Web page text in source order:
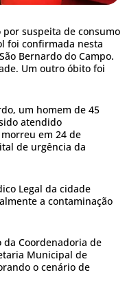
suspeita de consumo
foi confirmada nesta
Bernardo do Campo.
Um outro óbito foi
um homem de 45
atendido
em 24 de
de urgência da
Legal da cidade
a contaminação
da Coordenadoria de
Municipal de
o cenário de